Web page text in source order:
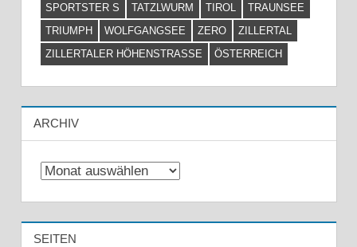
SPORTSTER S
TATZLWURM TIROL
TRAUNSEE
TRIUMPH
WOLFGANGSEE ZERO
ZILLERTAL
ZILLERTALER HÖHENSTRASSE
ÖSTERREICH
ARCHIV
Archiv
SEITEN